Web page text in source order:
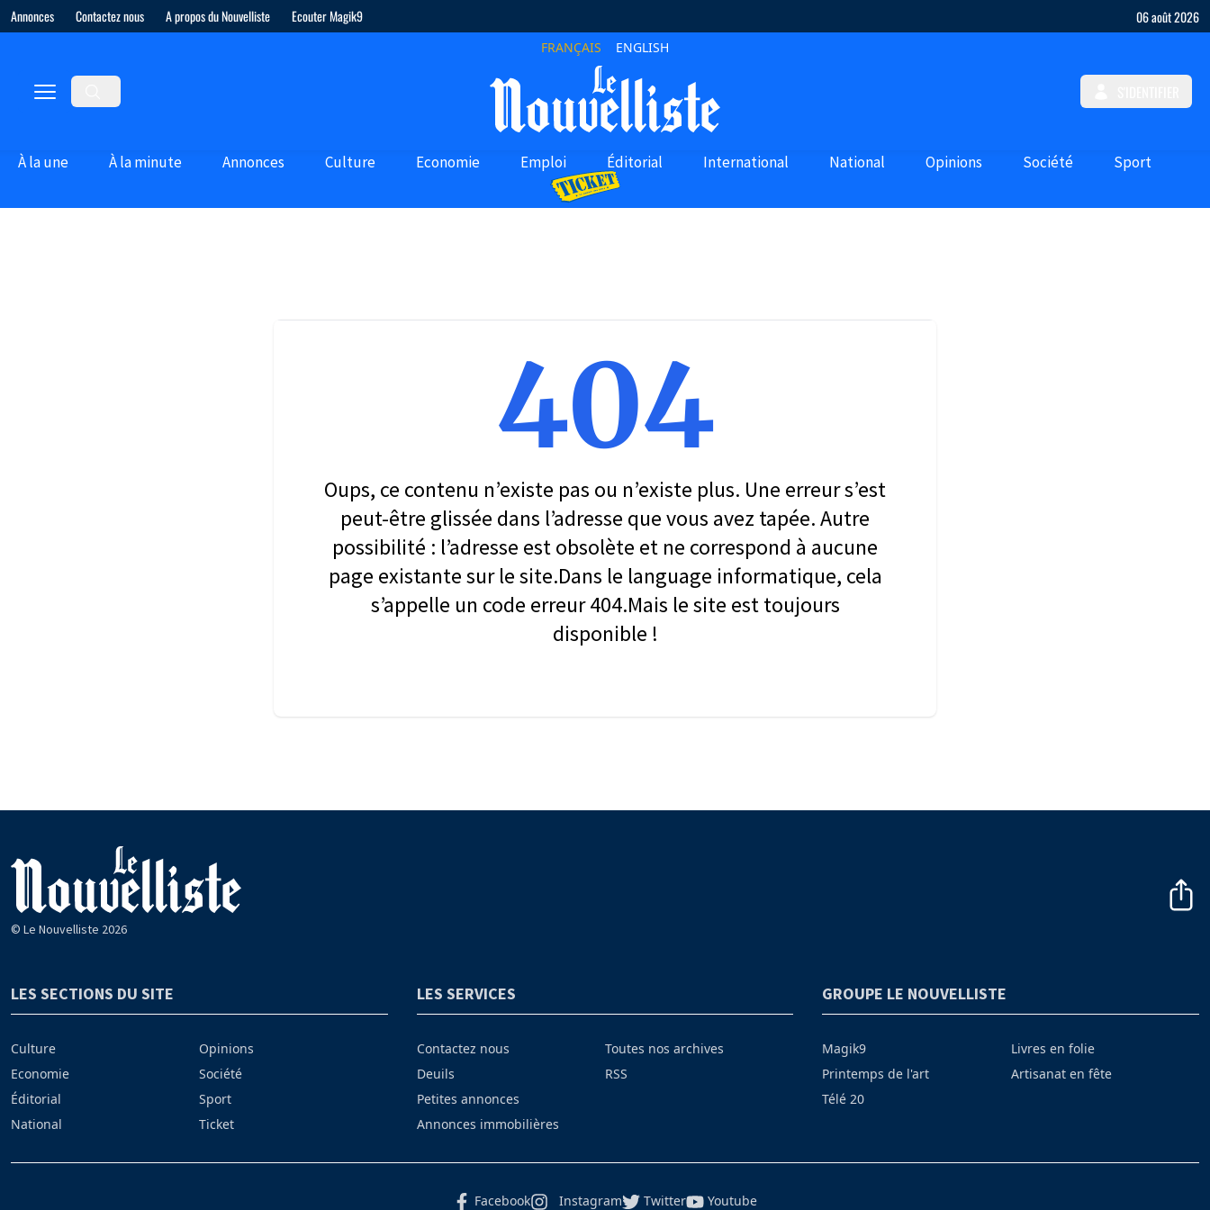
Annonces Contactez nous A propos du Nouvelliste Ecouter Magik9 06 août 2026
FRANÇAIS ENGLISH
À la une À la minute Annonces Culture Economie Emploi Éditorial International National Opinions Société Sport
404
Oups, ce contenu n’existe pas ou n’existe plus. Une erreur s’est
peut-être glissée dans l’adresse que vous avez tapée. Autre
possibilité : l’adresse est obsolète et ne correspond à aucune
page existante sur le site.Dans le language informatique, cela
s’appelle un code erreur 404.Mais le site est toujours
disponible !
© Le Nouvelliste 2026
LES SECTIONS DU SITE
Culture
Economie
Éditorial
National
Opinions
Société
Sport
Ticket
LES SERVICES
Contactez nous
Deuils
Petites annonces
Annonces immobilières
Toutes nos archives
RSS
GROUPE LE NOUVELLISTE
Magik9
Printemps de l'art
Télé 20
Livres en folie
Artisanat en fête
Facebook Instagram Twitter Youtube